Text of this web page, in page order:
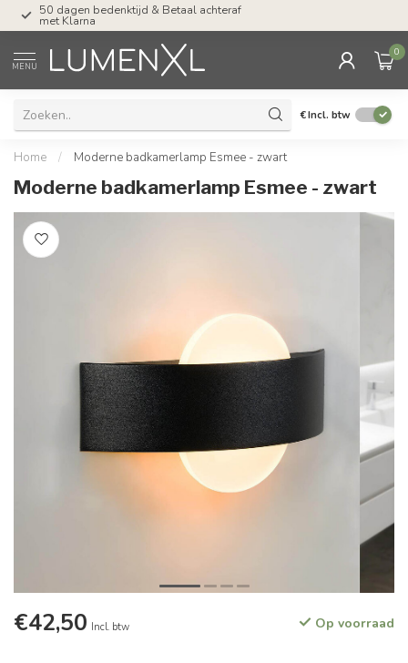
Tel: ma-do tot 23.00, vr tot 21.00, za tot
17.00 uur
MENU
0
€Incl. btw
Home / Moderne badkamerlamp Esmee - zwart
Moderne badkamerlamp Esmee - zwart
€42,50 Incl. btw Op voorraad